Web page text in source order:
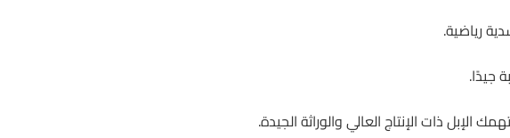
رياضية.
جيدًا.
الإبل ذات الإنتاج العالي والوراثة الجيدة.